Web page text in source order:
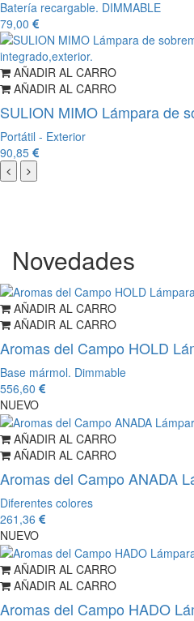
Batería recargable. DIMMABLE
79,00
AÑADIR AL CARRO
AÑADIR AL CARRO
SULION MIMO Lámpara de
Portátil - Exterior
90,85
Novedades
AÑADIR AL CARRO
AÑADIR AL CARRO
Aromas del Campo HOLD
Base mármol. Dimmable
556,60
NUEVO
AÑADIR AL CARRO
AÑADIR AL CARRO
Aromas del Campo ANADA
Diferentes colores
261,36
NUEVO
AÑADIR AL CARRO
AÑADIR AL CARRO
Aromas del Campo HADO